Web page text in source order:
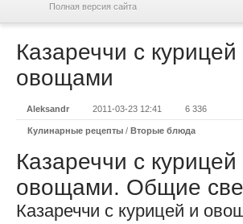
Полная версия сайта
Казареччи с курицей
овощами
Aleksandr 2011-03-23 12:41 6 336
Кулинарные рецепты / Вторые блюда
Казареччи с курицей
овощами. Общие
Казареччи с курицей и